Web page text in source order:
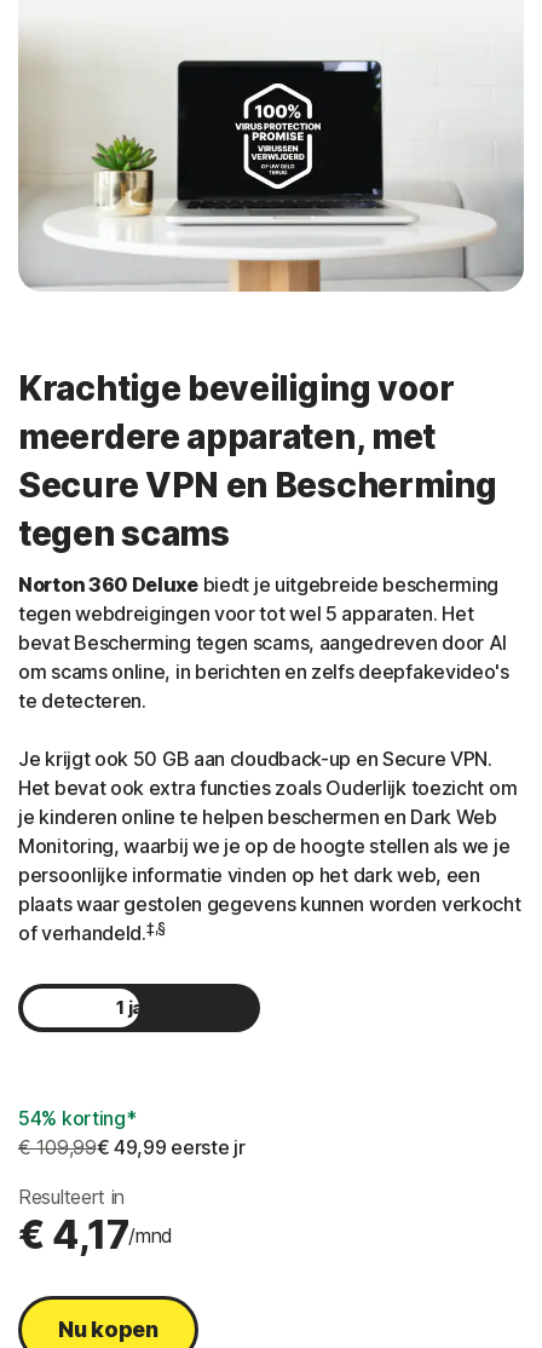
Krachtige beveiliging voor
meerdere apparaten, met
Secure VPN en Bescherming
tegen scams
Norton 360 Deluxebiedt je uitgebreide bescherming
tegen webdreigingen voor tot wel 5 apparaten. Het
bevat Bescherming tegen scams, aangedreven door AI
om scams online, in berichten en zelfs deepfakevideo's
te detecteren.
Je krijgt ook 50 GB aan cloudback-up en Secure VPN.
Het bevat ook extra functies zoals Ouderlijk toezicht om
je kinderen online te helpen beschermen en Dark Web
Monitoring, waarbij we je op de hoogte stellen als we je
persoonlijke informatie vinden op het dark web, een
plaats waar gestolen gegevens kunnen worden verkocht
of verhandeld.‡,§
1 jaar
54% korting*
€ 109,99€ 49,99 eerste jr
Resulteert in
€ 4,17/mnd
Nu kopen